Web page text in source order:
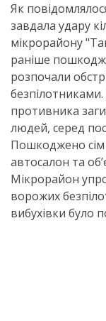
Як
завдала удару
мікрорайону
раніше
розпочали
противника
людей, серед
Пошкоджено сім
автосалон та
Мікрорайон
ворожих
вибухівки було